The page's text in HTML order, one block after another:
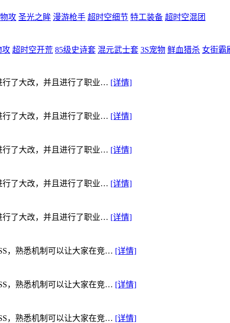
攻 圣光之眸 漫游枪手 超时空细节 特工装备 超时空混团
攻 超时空开荒 85级史诗套 混元武士套 3S宠物 鲜血猎杀 女街霸
行了大改，并且进行了职业… [详情]
行了大改，并且进行了职业… [详情]
行了大改，并且进行了职业… [详情]
行了大改，并且进行了职业… [详情]
行了大改，并且进行了职业… [详情]
，熟悉机制可以让大家在竞… [详情]
，熟悉机制可以让大家在竞… [详情]
，熟悉机制可以让大家在竞… [详情]